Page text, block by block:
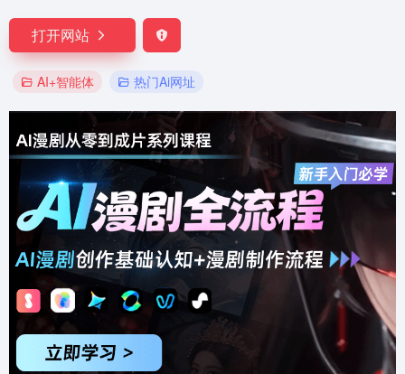
打开网站
AI+智能体 热门Ai网址